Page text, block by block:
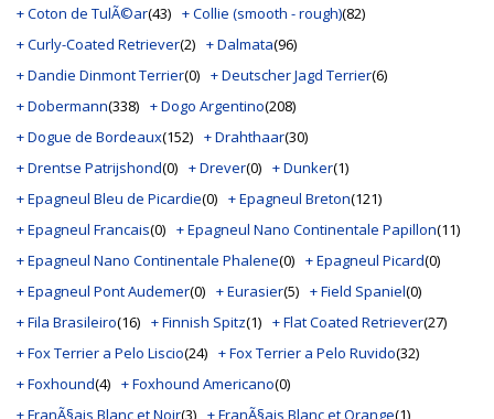
+ Coton de TulÃ©ar(43) + Collie (smooth - rough)(82)
+ Curly-Coated Retriever(2) + Dalmata(96)
+ Dandie Dinmont Terrier(0) + Deutscher Jagd Terrier(6)
+ Dobermann(338) + Dogo Argentino(208)
+ Dogue de Bordeaux(152) + Drahthaar(30)
+ Drentse Patrijshond(0) + Drever(0) + Dunker(1)
+ Epagneul Bleu de Picardie(0) + Epagneul Breton(121)
+ Epagneul Francais(0) + Epagneul Nano Continentale Papillon(11)
+ Epagneul Nano Continentale Phalene(0) + Epagneul Picard(0)
+ Epagneul Pont Audemer(0) + Eurasier(5) + Field Spaniel(0)
+ Fila Brasileiro(16) + Finnish Spitz(1) + Flat Coated Retriever(27)
+ Fox Terrier a Pelo Liscio(24) + Fox Terrier a Pelo Ruvido(32)
+ Foxhound(4) + Foxhound Americano(0)
+ FranÃ§ais Blanc et Noir(3) + FranÃ§ais Blanc et Orange(1)